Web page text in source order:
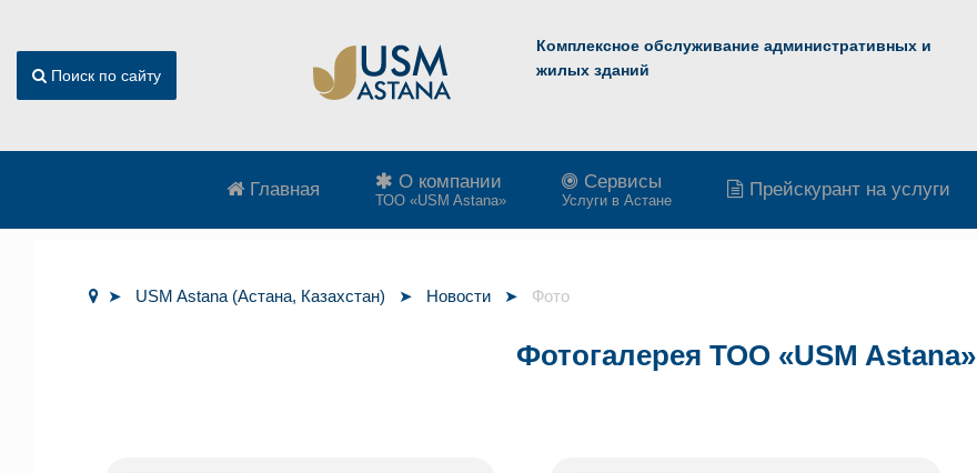
Поиск по сайту
Комплексное обслуживание административных и
жилых зданий
Главная О компании
ТОО «USM Astana»
Сервисы
Услуги в Астане
Прейскурант на услуги
USM Astana (Астана, Казахстан) Новости Фото
Фотогалерея ТОО «USM Astana»